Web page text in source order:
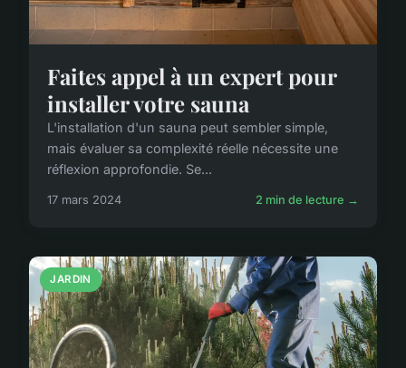
Faites appel à un expert pour
installer votre sauna
L'installation d'un sauna peut sembler simple,
mais évaluer sa complexité réelle nécessite une
réflexion approfondie. Se...
17 mars 2024 2 min de lecture →
JARDIN